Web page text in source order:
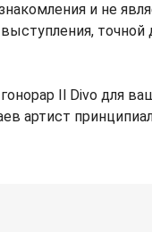
и не
точной
Il Divo для
артист